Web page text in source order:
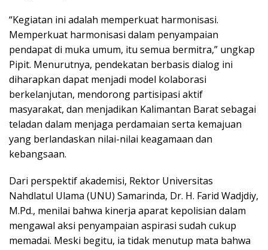
“Kegiatan ini adalah memperkuat harmonisasi.
Memperkuat harmonisasi dalam penyampaian
pendapat di muka umum, itu semua bermitra,” ungkap
Pipit. Menurutnya, pendekatan berbasis dialog ini
diharapkan dapat menjadi model kolaborasi
berkelanjutan, mendorong partisipasi aktif
masyarakat, dan menjadikan Kalimantan Barat sebagai
teladan dalam menjaga perdamaian serta kemajuan
yang berlandaskan nilai-nilai keagamaan dan
kebangsaan.
Dari perspektif akademisi, Rektor Universitas
Nahdlatul Ulama (UNU) Samarinda, Dr. H. Farid Wadjdiy,
M.Pd., menilai bahwa kinerja aparat kepolisian dalam
mengawal aksi penyampaian aspirasi sudah cukup
memadai. Meski begitu, ia tidak menutup mata bahwa